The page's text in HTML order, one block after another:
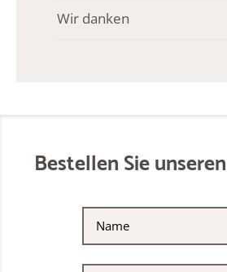
Wir danken
Bestellen Sie